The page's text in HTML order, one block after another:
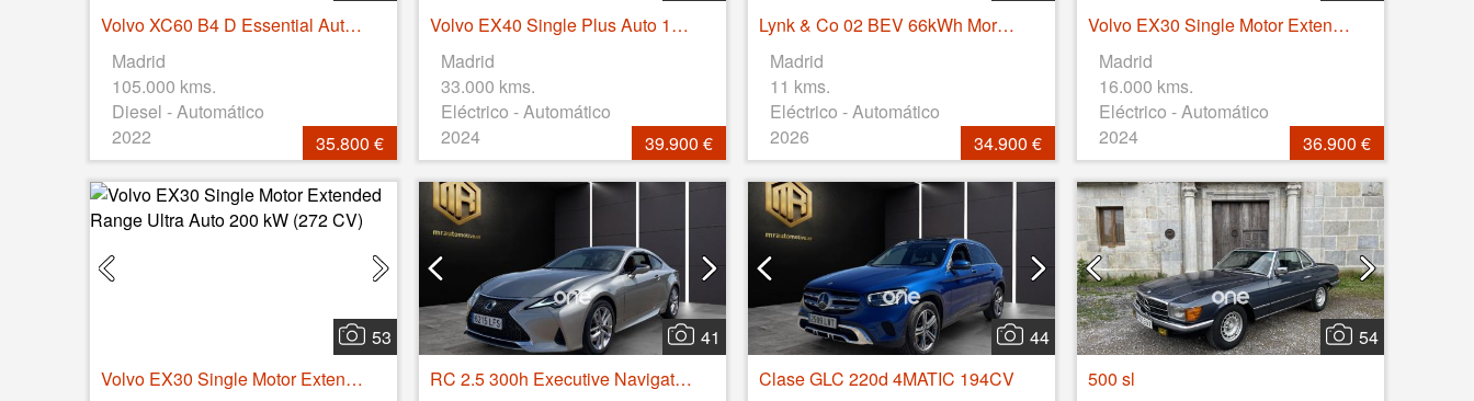
Volvo XC60 B4 D Essential Auto 145 kW (197 CV)
Madrid
105.000 kms.
Diesel - Automático
2022
35.800 €
Volvo EX40 Single Plus Auto 175 kW (238 CV)
Madrid
33.000 kms.
Eléctrico - Automático
2024
39.900 €
Lynk & Co 02 BEV 66kWh More 200 kW (272 CV)
Madrid
11 kms.
Eléctrico - Automático
2026
34.900 €
Volvo EX30 Single Motor Extended Range Ultra Auto 200 kW (272 CV)
Madrid
16.000 kms.
Eléctrico - Automático
2024
36.900 €
53
Volvo EX30 Single Motor Extended Range Ultra Auto 200 kW (272 CV)
41
RC 2.5 300h Executive Navigation
44
Clase GLC 220d 4MATIC 194CV
54
500 sl